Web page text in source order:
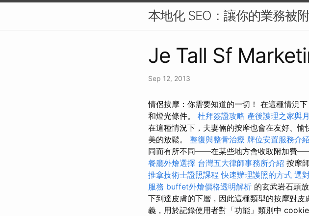
本地化 SEO：讓你的業務被
Je Tall Sf
Sep 12, 2013
情侶按摩：你需要知道的一切！ 在這種情況
和燈光條件。 杜拜簽證攻略 產後護理之家與
在這種情況下，夫妻倆的按摩也會在友好、
美的放鬆。 整復與整骨治療 牌位安置服務介紹
同而有所不同——在某些地方會收取附加費
餐廳外燴選擇 台灣五大律師事務所介紹 按摩
推拿技術士證照課程快速辦理護照的方式 選
服務 buffet外燴價格透明解析 的玄武岩石頭
下到達皮膚的下層，因此這種類型的按摩對
義，用於記錄使用者對「功能」類別中